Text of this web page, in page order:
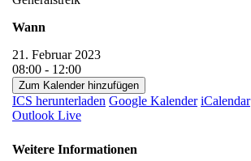
Wann
21. Februar 2023
08:00 - 12:00
Zum Kalender hinzufügen
ICS herunterladen Google Kalender iCalendar
Outlook Live
Weitere Informationen